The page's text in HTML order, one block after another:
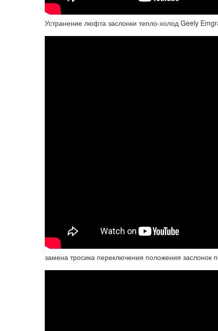
Устранение люфта заслонки тепло-холод Geely
замена тросика переключения положения заслонок